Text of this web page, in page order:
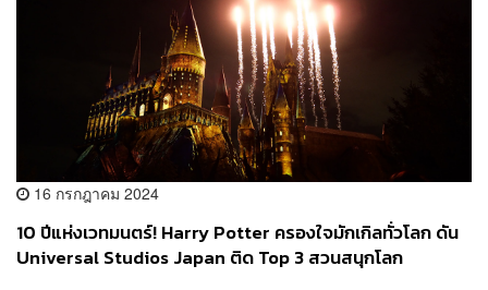
16 กรกฎาคม 2024
10 ปีแห่งเวทมนตร์! Harry Potter ครองใจมักเกิลทั่วโลก ดัน
Universal Studios Japan ติด Top 3 สวนสนุกโลก